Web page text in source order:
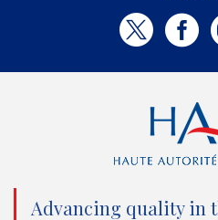
T
t
t
e
F
c
e
b
o
Advancing quality in